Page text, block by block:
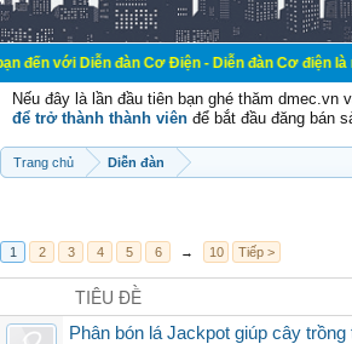
đàn Cơ Điện - Diễn đàn Cơ điện là nơi chia
Nếu đây là lần đầu tiên bạn ghé thăm
để trở thành thành viên để bắt đầu đăng bán
Trang chủ Diễn đàn
1 2 3 4 5 6 → 10 Tiếp >
TIÊU ĐỀ
Phân bón lá Jackpot giúp cây